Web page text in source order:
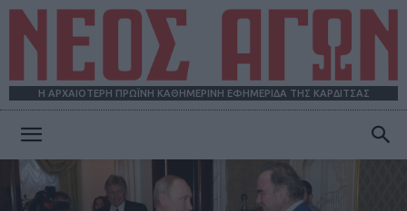
Η ΑΡΧΑΙΟΤΕΡΗ ΠΡΩΪΝΗ ΚΑΘΗΜΕΡΙΝΗ ΕΦΗΜΕΡΙΔΑ ΤΗΣ ΚΑΡΔΙΤΣΑΣ